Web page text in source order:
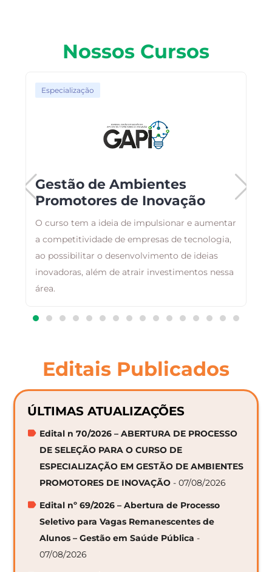
Nossos Cursos
Especialização
Gestão de Ambientes
Promotores de Inovação
O curso tem a ideia de impulsionar e aumentar
a competitividade de empresas de tecnologia,
ao possibilitar o desenvolvimento de ideias
inovadoras, além de atrair investimentos nessa
área.
Editais Publicados
ÚLTIMAS ATUALIZAÇÕES
Edital n 70/2026 – ABERTURA DE PROCESSO
DE SELEÇÃO PARA O CURSO DE
ESPECIALIZAÇÃO EM GESTÃO DE AMBIENTES
PROMOTORES DE INOVAÇÃO - 07/08/2026
Edital nº 69/2026 – Abertura de Processo
Seletivo para Vagas Remanescentes de
Alunos – Gestão em Saúde Pública -
07/08/2026